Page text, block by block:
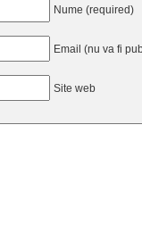
Nume (required)
Email (nu va fi
Site web